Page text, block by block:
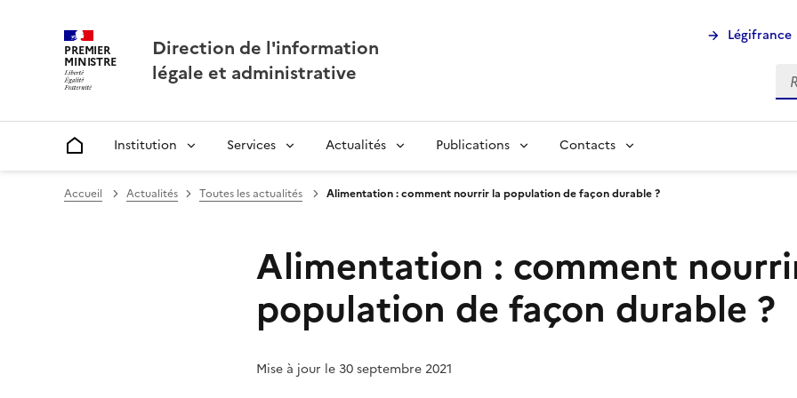
PREMIER
MINISTRE
Direction de l'information
légale et administrative
Légifrance
Institution Services Actualités Publications Contacts
Accueil Actualités Toutes les actualités Alimentation : comment nourrir la population de façon durable ?
Alimentation : comment
population de façon durable ?
Mise à jour le 30 septembre 2021